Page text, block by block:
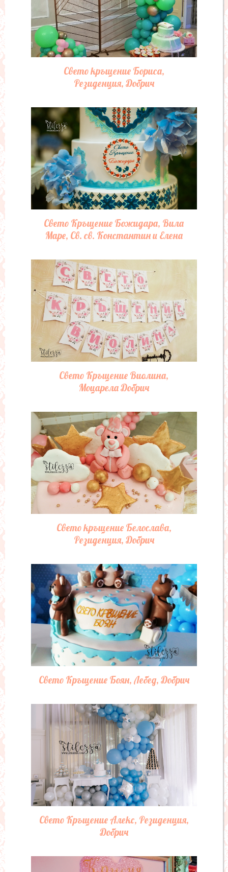
Свето кръщение Бориса,
Резиденция, Добрич
Свето Кръщение Божидара, Вила
Маре, Св. св. Константин и Елена
Свето Кръщение Виолина,
Моцарела Добрич
Свето кръщение Белослава,
Резиденция, Добрич
Свето Кръщение Боян, Лебед, Добрич
Свето Кръщение Алекс, Резиденция,
Добрич